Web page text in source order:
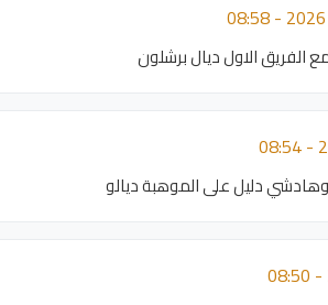
الفريق الاول ديال برشلون
وهادشي دليل على الموهبة ديالو